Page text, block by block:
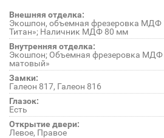
Внешняя отделка:
Экошпон, объемная фрезеровка МДФ
Титан»; Наличник МДФ 80 мм
Внутренняя отделка:
Экошпон; Объемная фрезеровка МДФ
матовый»
Замки:
Галеон 817, Галеон 816
Глазок:
Есть
Открытие двери:
Левое, Правое